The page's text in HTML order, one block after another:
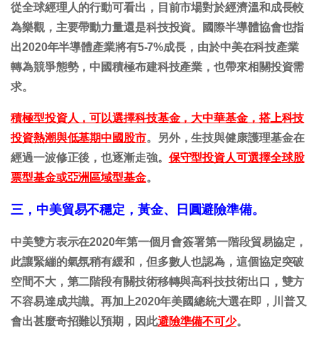
從全球經理人的行動可看出，目前市場對於經濟溫和成長較
為樂觀，主要帶動力量還是科技投資。國際半導體協會也指
出2020年半導體產業將有5-7%成長，由於中美在科技產業
轉為競爭態勢，中國積極布建科技產業，也帶來相關投資需
求。
積極型投資人，可以選擇科技基金，大中華基金，搭上科技
投資熱潮與低基期中國股市。另外，生技與健康護理基金在
經過一波修正後，也逐漸走強。 保守型投資人可選擇全球股
票型基金或亞洲區域型基金。
三，中美貿易不穩定，黃金、日圓避險準備。
中美雙方表示在2020年第一個月會簽署第一階段貿易協定，
此讓緊繃的氣氛稍有緩和，但多數人也認為，這個協定突破
空間不大，第二階段有關技術移轉與高科技技術出口，雙方
不容易達成共識。再加上2020年美國總統大選在即，川普又
會出甚麼奇招難以預期，因此避險準備不可少。